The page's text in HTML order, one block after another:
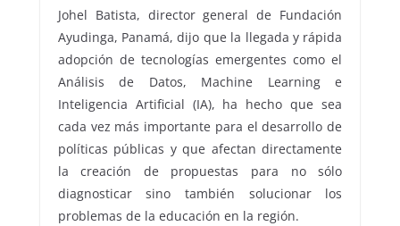
Johel Batista, director general de Fundación
Ayudinga, Panamá, dijo que la llegada y rápida
adopción de tecnologías emergentes como el
Análisis de Datos, Machine Learning e
Inteligencia Artificial (IA), ha hecho que sea
cada vez más importante para el desarrollo de
políticas públicas y que afectan directamente
la creación de propuestas para no sólo
diagnosticar sino también solucionar los
problemas de la educación en la región.